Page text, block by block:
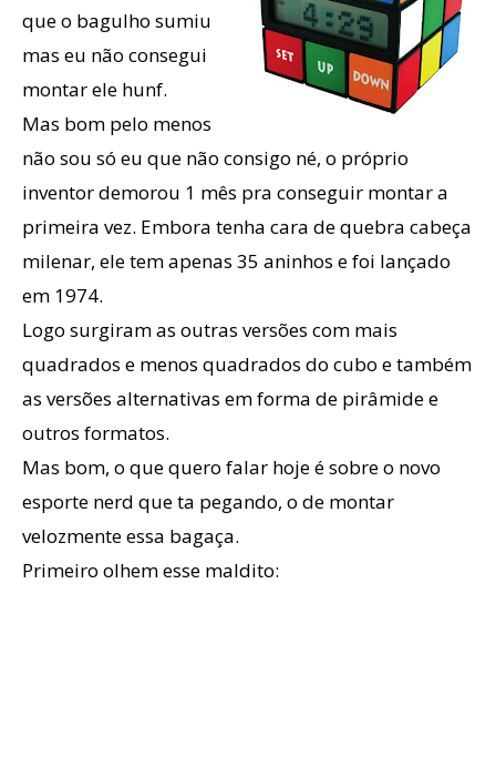
que o bagulho sumiu
mas eu não consegui
montar ele hunf.
Mas bom pelo menos
não sou só eu que não consigo né, o próprio
inventor demorou 1 mês pra conseguir montar a
primeira vez. Embora tenha cara de quebra cabeça
milenar, ele tem apenas 35 aninhos e foi lançado
em 1974.
Logo surgiram as outras versões com mais
quadrados e menos quadrados do cubo e também
as versões alternativas em forma de pirâmide e
outros formatos.
Mas bom, o que quero falar hoje é sobre o novo
esporte nerd que ta pegando, o de montar
velozmente essa bagaça.
Primeiro olhem esse maldito: